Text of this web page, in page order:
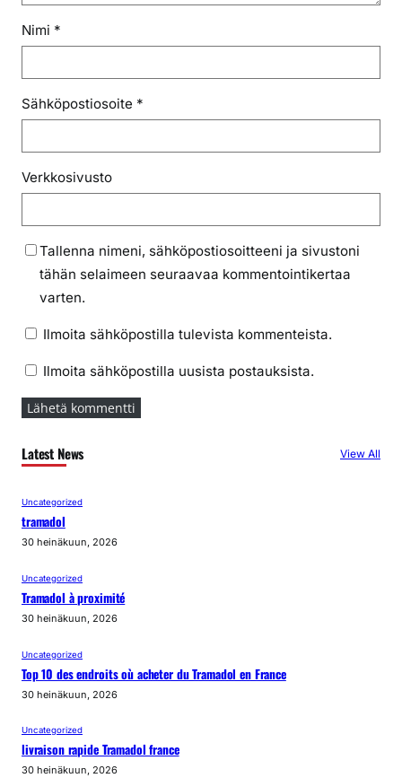
Nimi *
Sähköpostiosoite *
Verkkosivusto
Tallenna nimeni, sähköpostiosoitteeni ja sivustoni
tähän selaimeen seuraavaa kommentointikertaa
varten.
Ilmoita sähköpostilla tulevista kommenteista.
Ilmoita sähköpostilla uusista postauksista.
Latest News View All
Uncategorized
tramadol
30 heinäkuun, 2026
Uncategorized
Tramadol à proximité
30 heinäkuun, 2026
Uncategorized
Top 10 des endroits où acheter du Tramadol en France
30 heinäkuun, 2026
Uncategorized
livraison rapide Tramadol france
30 heinäkuun, 2026